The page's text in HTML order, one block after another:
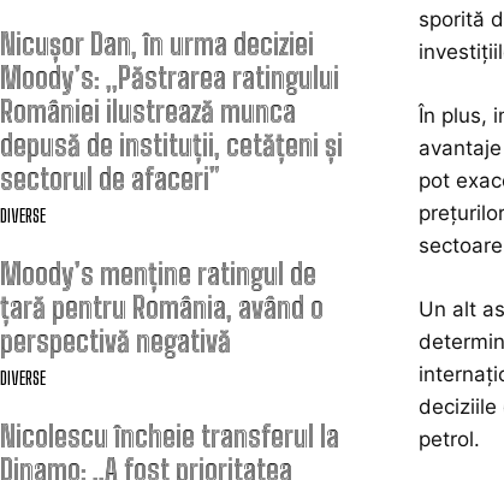
Nicușor Dan, în urma deciziei
Moody’s: „Păstrarea ratingului
României ilustrează munca
depusă de instituții, cetățeni și
sectorul de afaceri”
DIVERSE
Moody’s menține ratingul de
țară pentru România, având o
perspectivă negativă
DIVERSE
Nicolescu încheie transferul la
Dinamo: „A fost prioritatea
sporită
În plus,
pot
Un alt
deciziile
petrol.